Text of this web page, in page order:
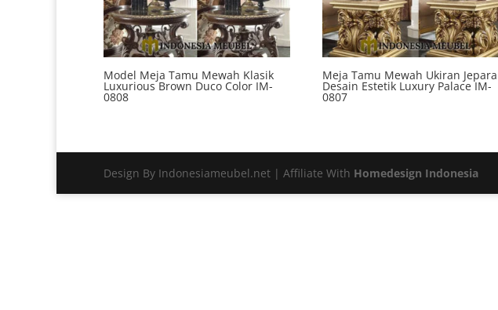
Model Meja Tamu Mewah Klasik
Luxurious Brown Duco Color IM-
0808
Meja Tamu Mewah Ukiran Jepara
Desain Estetik Luxury Palace IM-
0807
Design By Indonesiameubel.net | Affiliate With Homedesign Indonesia